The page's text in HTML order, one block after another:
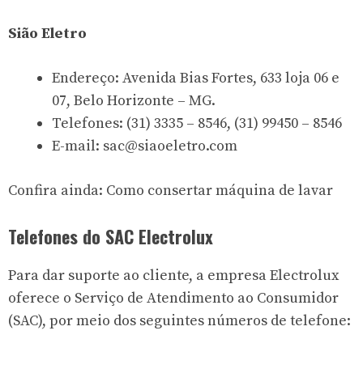
Sião Eletro
Endereço: Avenida Bias Fortes, 633 loja 06 e
07, Belo Horizonte – MG.
Telefones: (31) 3335 – 8546, (31) 99450 – 8546
E-mail: sac@siaoeletro.com
Confira ainda: Como consertar máquina de lavar
Telefones do SAC Electrolux
Para dar suporte ao cliente, a empresa Electrolux
oferece o Serviço de Atendimento ao Consumidor
(SAC), por meio dos seguintes números de telefone: